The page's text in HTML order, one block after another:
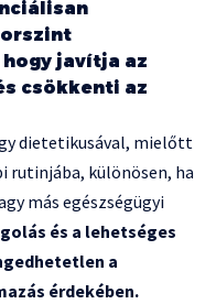
javítja az
csökkenti az
dietetikusával, mielőtt
rutinjába, különösen, ha
más egészségügyi
és a lehetséges
a
érdekében.